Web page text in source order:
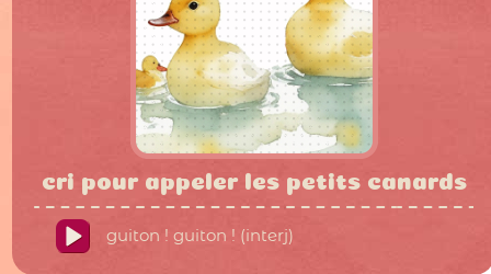
cri pour appeler les petits canards
guiton ! guiton ! (interj)